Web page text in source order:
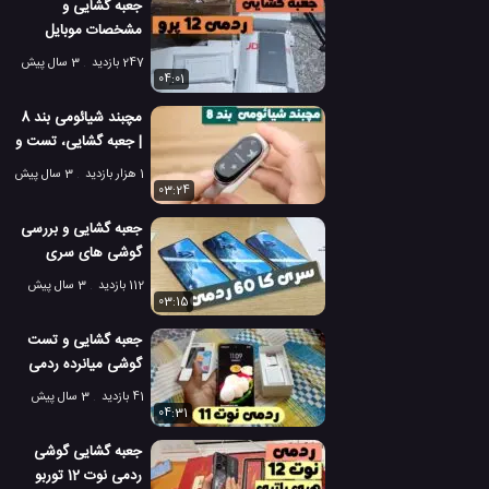
جعبه گشایی و
مشخصات موبایل
247 بازدید
3 سال پیش
04:01
مچبند شیائومی بند 8
| جعبه گشایی، تست و
بررسی بند 8 شیائومی1 هزار بازدید
3 سال پیش
03:24
جعبه گشایی و بررسی
گوشی های سری
ردمی کا 60!
112 بازدید
3 سال پیش
03:15
جعبه گشایی و تست
گوشی میانرده ردمی
نوت 11 معمولی!
41 بازدید
3 سال پیش
04:31
جعبه گشایی گوشی
ردمی نوت 12 توربو